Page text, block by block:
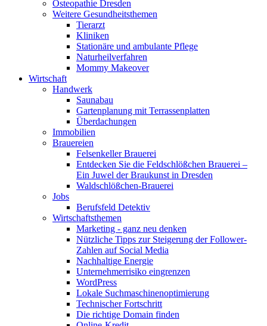
Osteopathie Dresden
Weitere Gesundheitsthemen
Tierarzt
Kliniken
Stationäre und ambulante Pflege
Naturheilverfahren
Mommy Makeover
Wirtschaft
Handwerk
Saunabau
Gartenplanung mit Terrassenplatten
Überdachungen
Immobilien
Brauereien
Felsenkeller Brauerei
Entdecken Sie die Feldschlößchen Brauerei –
Ein Juwel der Braukunst in Dresden
Waldschlößchen-Brauerei
Jobs
Berufsfeld Detektiv
Wirtschaftsthemen
Marketing - ganz neu denken
Nützliche Tipps zur Steigerung der Follower-
Zahlen auf Social Media
Nachhaltige Energie
Unternehmerrisiko eingrenzen
WordPress
Lokale Suchmaschinenoptimierung
Technischer Fortschritt
Die richtige Domain finden